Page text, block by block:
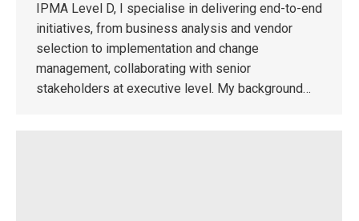
IPMA Level D, I specialise in delivering end-to-end
initiatives, from business analysis and vendor
selection to implementation and change
management, collaborating with senior
stakeholders at executive level. My background…